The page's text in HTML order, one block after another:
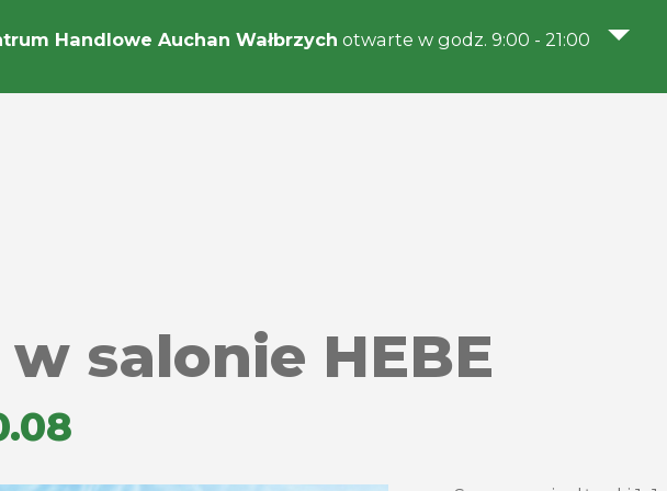
Handlowe Auchan Wałbrzych otwarte w godz. 9:00 - 21:00
salonie HEBE